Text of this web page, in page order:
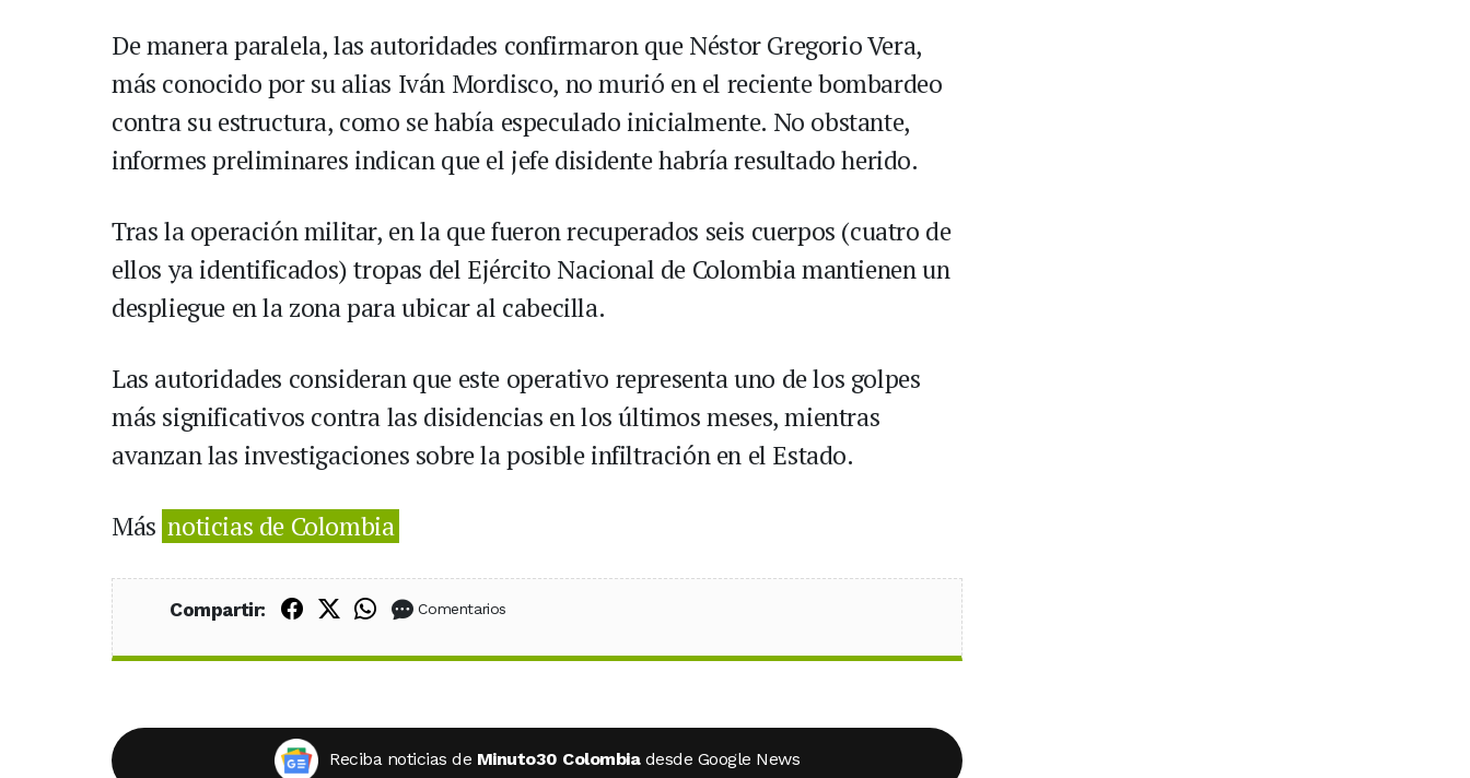
De manera paralela, las autoridades confirmaron que Néstor Gregorio Vera,
más conocido por su alias Iván Mordisco, no murió en el reciente bombardeo
contra su estructura, como se había especulado inicialmente. No obstante,
informes preliminares indican que el jefe disidente habría resultado herido.
Tras la operación militar, en la que fueron recuperados seis cuerpos (cuatro de
ellos ya identificados) tropas del Ejército Nacional de Colombia mantienen un
despliegue en la zona para ubicar al cabecilla.
Las autoridades consideran que este operativo representa uno de los golpes
más significativos contra las disidencias en los últimos meses, mientras
avanzan las investigaciones sobre la posible infiltración en el Estado.
Más noticias de Colombia
Compartir: Compartir en Facebook
Compartir en X (Twitter)
Compartir en WhatsApp
Comentarios
Reciba noticias de Minuto30 Colombia desde Google News